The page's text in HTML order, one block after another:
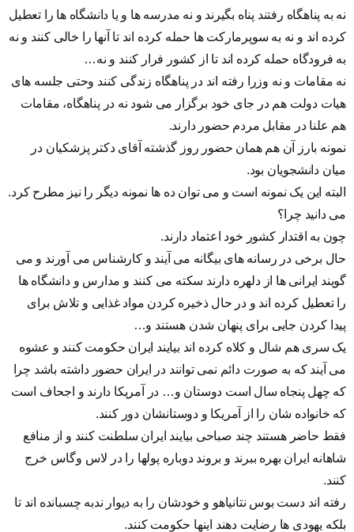
نه به پناهگاه رفتند پناه بگیرند و نه مدرسه ها و یا دانشگاه ها را تعطیل
کرده اند و نه به سوپرمارکت ها حمله کرده اند تا آنها را خالی کنند و نه
به فرودگاه حمله کرده اند تا از کشور فرار کنند و نه…
نه مقامات و نه وزرا رفته اند در پناهگاه زندگی کنند وحتی جلسه های
هیات دولت هم در جای خود برگزار می شود نه در پناهگاه، مقامات
هم علنا در مقابل مردم حضور دارند.
نمونه بارز آن هم همان حضور روز گذشته آقای دکتر پزشکیان در
میان دانشجویان بود.
البته این یک نمونه است و می توان ده ها نمونه دیگر را نیز مطرح کرد.
می دانید چرا؟
چون به اقتدار کشور خود اعتماد دارند.
حال برخی در رسانه های بیگانه می آیند و کارشناس می آورند و می
گویند ایرانی ها از دلهره دارند سکته می کنند و مدارس و دانشگاه ها
را تعطیل کرده اند و در حال ذخیره کردن مواد غذایی و تلاش برای
پیدا کردن جایی برای پنهان شدن هستند و…
یک سری هم شال و کلاه کرده اند بیایند ایران حکومت کنند و عشوه
می آیند که به صورت دائم نمی توانند در ایران حضور داشته باشد چرا
که چهل پنجاه سال است دوستان و… در آمریکا دارند و اجحاف است
که خانواده شان را از آمریکا و دوستانشان دور کنند.
فقط حاضر هستند چند صباحی بیایند ایران سلطنت کنند و از منافع
شاهانه ایران بهره ببرند و بروند دوباره پولها را در لاس وگاس خرج
کنند.
رفته اند دست بوس نتانیاهو و خودشان را به دیوار ندبه چسبانده اند تا
بلکه یهودی ها رضایت دهند اینها حکومت کنند.